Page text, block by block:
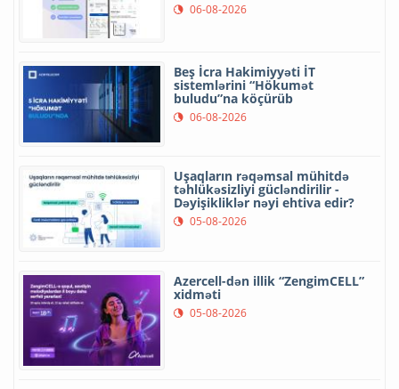
06-08-2026
Beş İcra Hakimiyyəti İT
sistemlərini “Hökumət
buludu”na köçürüb
06-08-2026
Uşaqların rəqəmsal mühitdə
təhlükəsizliyi gücləndirilir -
Dəyişikliklər nəyi ehtiva edir?
05-08-2026
Azercell-dən illik “ZengimCELL”
xidməti
05-08-2026